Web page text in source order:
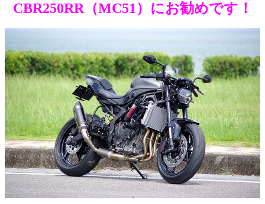
CBR250RR（MC51）にお勧めです！